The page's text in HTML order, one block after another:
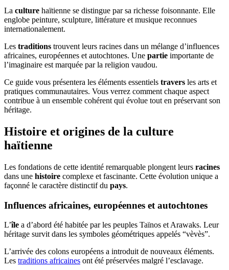
La culture haïtienne se distingue par sa richesse foisonnante. Elle
englobe peinture, sculpture, littérature et musique reconnues
internationalement.
Les traditions trouvent leurs racines dans un mélange d’influences
africaines, européennes et autochtones. Une partie importante de
l’imaginaire est marquée par la religion vaudou.
Ce guide vous présentera les éléments essentiels travers les arts et
pratiques communautaires. Vous verrez comment chaque aspect
contribue à un ensemble cohérent qui évolue tout en préservant son
héritage.
Histoire et origines de la culture
haïtienne
Les fondations de cette identité remarquable plongent leurs racines
dans une histoire complexe et fascinante. Cette évolution unique a
façonné le caractère distinctif du pays.
Influences africaines, européennes et autochtones
L’île a d’abord été habitée par les peuples Taïnos et Arawaks. Leur
héritage survit dans les symboles géométriques appelés “vèvès”.
L’arrivée des colons européens a introduit de nouveaux éléments.
Les traditions africaines ont été préservées malgré l’esclavage.